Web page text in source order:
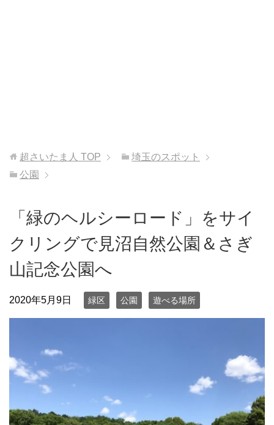
超さいたま人 TOP
埼玉のスポット
公園
「緑のヘルシーロード」をサイ
クリングで見沼自然公園＆さぎ
山記念公園へ
2020年5月9日 緑区 公園 遊べる場所